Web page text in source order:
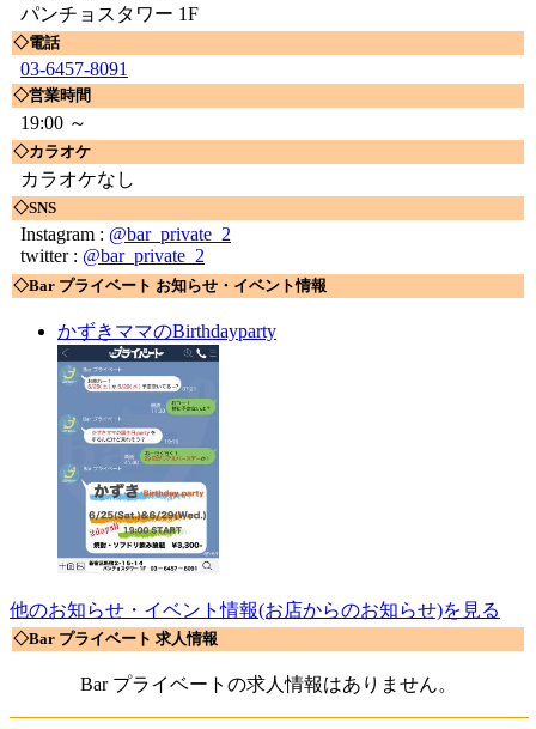
パンチョスタワー 1F
◇電話
03-6457-8091
◇営業時間
19:00 ～
◇カラオケ
カラオケなし
◇SNS
Instagram : @bar_private_2
twitter : @bar_private_2
◇Bar プライベート お知らせ・イベント情報
かずきママのBirthdayparty
他のお知らせ・イベント情報(お店からのお知らせ)を見る
◇Bar プライベート 求人情報
Bar プライベートの求人情報はありません。